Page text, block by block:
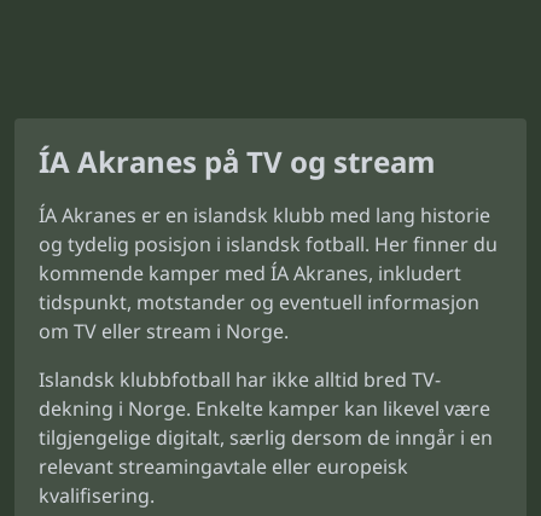
ÍA Akranes på TV og stream
ÍA Akranes er en islandsk klubb med lang historie
og tydelig posisjon i islandsk fotball. Her finner du
kommende kamper med ÍA Akranes, inkludert
tidspunkt, motstander og eventuell informasjon
om TV eller stream i Norge.
Islandsk klubbfotball har ikke alltid bred TV-
dekning i Norge. Enkelte kamper kan likevel være
tilgjengelige digitalt, særlig dersom de inngår i en
relevant streamingavtale eller europeisk
kvalifisering.